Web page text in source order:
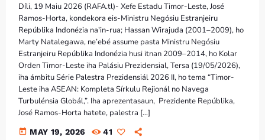
Bom dia RAFA
7:00 AM - 10:00 AM
Díli, 19 Maiu 2026 (RAFA.tl)- Xefe Estadu Timor-Leste, José
Ramos-Horta, kondekora eis-Ministru Negósiu Estranjeiru
Repúblika Indonézia na'in-rua; Hassan Wirajuda (2001–2009), ho
Marty Natalegawa, ne’ebé assume pasta Ministru Negósiu
Estranjeiru Repúblika Indonézia husi itnan 2009–2014, ho Kolar
Orden Timor-Leste iha Palásiu Prezidensial, Tersa (19/05/2026),
iha ámbitu Série Palestra Prezidensiál 2026 II, ho tema “Timor-
Leste iha ASEAN: Kompleta Sírkulu Rejionál no Navega
Turbulénsia Globál,”. Iha aprezentasaun, Prezidente Repúblika,
José Ramos-Horta hatete, palestra […]
today MAY 19, 2026 41